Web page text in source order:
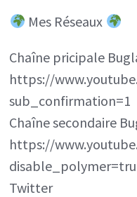
Mes Réseaux
Chaîne pricipale
https://
sub_confirmation=1
Chaîne secondaire
https://
Twitter